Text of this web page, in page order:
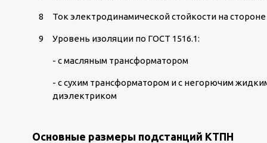
8 Ток электродинамической стойкости на
9 Уровень изоляции по ГОСТ 1516.1:
- с масляным трансформатором
- с сухим трансформатором и с негорючим
диэлектриком
Основные размеры подстанций КТПН